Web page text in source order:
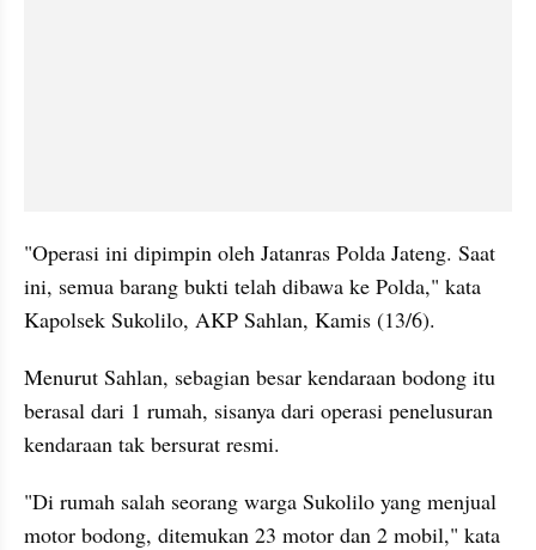
"Operasi ini dipimpin oleh Jatanras Polda Jateng. Saat
ini, semua barang bukti telah dibawa ke Polda," kata
Kapolsek Sukolilo, AKP Sahlan, Kamis (13/6).
Menurut Sahlan, sebagian besar kendaraan bodong itu
berasal dari 1 rumah, sisanya dari operasi penelusuran
kendaraan tak bersurat resmi.
"Di rumah salah seorang warga Sukolilo yang menjual
motor bodong, ditemukan 23 motor dan 2 mobil," kata